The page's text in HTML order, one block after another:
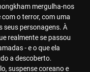
mergulha-nos
o terror, com uma
seus personagens. À
realmente se passou
- e o que ela
a descoberto.
suspense coreano e